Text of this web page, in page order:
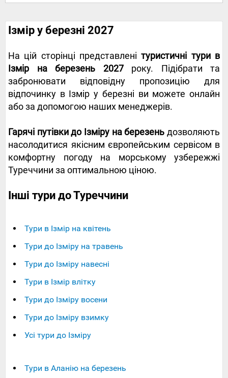
Ізмір у березні 2027
На цій сторінці представленітуристичні тури в
Ізмір на березень 2027року. Підібрати та
забронювати відповідну пропозицію для
відпочинку в Ізмір у березні ви можете онлайн
або за допомогою наших менеджерів.
Гарячі путівки до Ізміру на березень дозволяють
насолодитися якісним європейським сервісом в
комфортну погоду на морському узбережжі
Туреччини за оптимальною ціною.
Інші тури до Туреччини
Тури в Ізмір на квітень
Тури до Ізміру на травень
Тури до Ізміру навесні
Тури в Ізмір влітку
Тури до Ізміру восени
Тури до Ізміру взимку
Усі тури до Ізміру
Тури в Аланію на березень